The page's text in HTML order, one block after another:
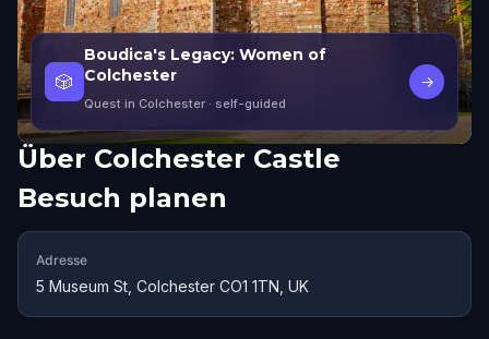
🎲
Boudica's Legacy: Women of
Colchester
Quest in Colchester · self-guided
→
Über Colchester Castle
Besuch planen
Adresse
5 Museum St, Colchester CO1 1TN, UK